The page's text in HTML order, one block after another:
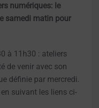
numériques: le
samedi matin pour
à 11h30 : ateliers
de venir avec son
définie par mercredi.
suivant les liens ci-